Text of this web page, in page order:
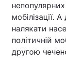
мобілізації.
налякати
політичній
другою